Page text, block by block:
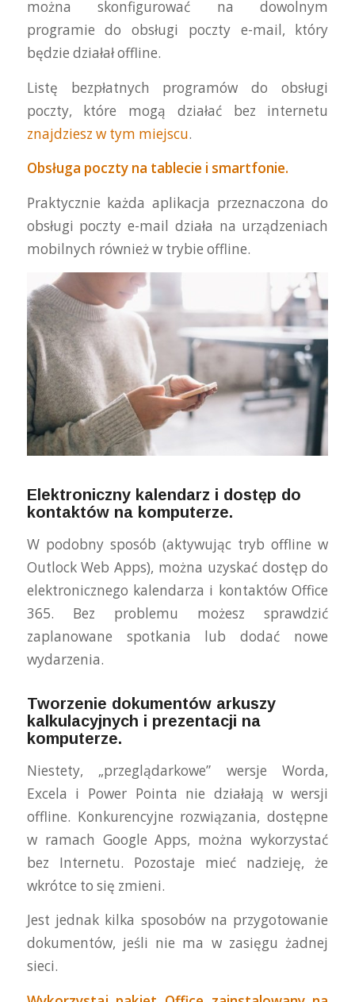
można skonfigurować na dowolnym
programie do obsługi poczty e-mail, który
będzie działał offline.
Listę bezpłatnych programów do obsługi
poczty, które mogą działać bez internetu
znajdziesz w tym miejscu.
Obsługa poczty na tablecie i smartfonie.
Praktycznie każda aplikacja przeznaczona do
obsługi poczty e-mail działa na urządzeniach
mobilnych również w trybie offline.
Elektroniczny kalendarz i dostęp do
kontaktów na komputerze.
W podobny sposób (aktywując tryb offline w
Outlock Web Apps), można uzyskać dostęp do
elektronicznego kalendarza i kontaktów Office
365. Bez problemu możesz sprawdzić
zaplanowane spotkania lub dodać nowe
wydarzenia.
Tworzenie dokumentów arkuszy
kalkulacyjnych i prezentacji na
komputerze.
Niestety, „przeglądarkowe” wersje Worda,
Excela i Power Pointa nie działają w wersji
offline. Konkurencyjne rozwiązania, dostępne
w ramach Google Apps, można wykorzystać
bez Internetu. Pozostaje mieć nadzieję, że
wkrótce to się zmieni.
Jest jednak kilka sposobów na przygotowanie
dokumentów, jeśli nie ma w zasięgu żadnej
sieci.